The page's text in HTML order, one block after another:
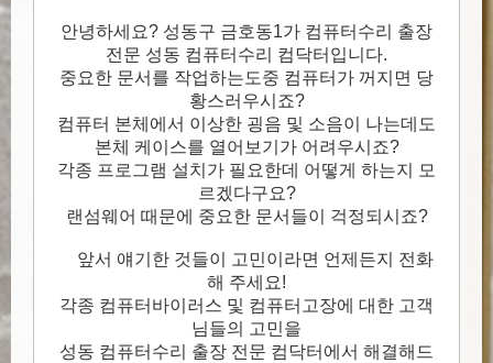
안녕하세요? 성동구 금호동1가 컴퓨터수리 출장
전문 성동 컴퓨터수리 컴닥터입니다.
중요한 문서를 작업하는도중 컴퓨터가 꺼지면 당
황스러우시죠?
컴퓨터 본체에서 이상한 굉음 및 소음이 나는데도
본체 케이스를 열어보기가 어려우시죠?
각종 프로그램 설치가 필요한데 어떻게 하는지 모
르겠다구요?
랜섬웨어 때문에 중요한 문서들이 걱정되시죠?
앞서 얘기한 것들이 고민이라면 언제든지 전화
해 주세요!
각종 컴퓨터바이러스 및 컴퓨터고장에 대한 고객
님들의 고민을
성동 컴퓨터수리 출장 전문 컴닥터에서 해결해드